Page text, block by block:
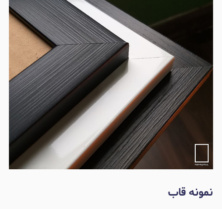
نمونه قاب